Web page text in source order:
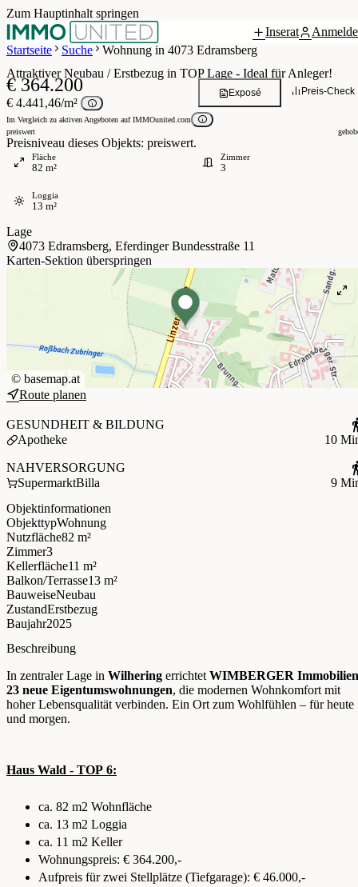
Zum Hauptinhalt springen
Inserat
Startseite
Suche Wohnung in 4073 Edramsberg
/ 11Grundriss
Attraktiver Neubau / Erstbezug in TOP Lage - Ideal für Anleger!
€ 364.200
€ 4.441,46/m²
Im Vergleich zu aktiven Angeboten auf IMMOunited.com
preiswert
Preisniveau dieses Objekts: preiswert.
Preis-Check
Exposé
Fläche
82 m²
Zimmer
3
Loggia
13 m²
Lage
4073 Edramsberg, Eferdinger Bundesstraße 11
Karten-Sektion überspringen
© basemap.at
Route planen
GESUNDHEIT & BILDUNG
Apotheke
10
NAHVERSORGUNG
SupermarktBilla
9
Objektinformationen
ObjekttypWohnung
Nutzfläche82 m²
Zimmer3
Kellerfläche11 m²
Balkon/Terrasse13 m²
BauweiseNeubau
ZustandErstbezug
Baujahr2025
Beschreibung
In zentraler Lage in Wilhering errichtet WIMBERGER Immobilien
23 neue Eigentumswohnungen, die modernen Wohnkomfort mit
hoher Lebensqualität verbinden. Ein Ort zum Wohlfühlen – für heute
und morgen.
Haus Wald - TOP 6:
ca. 82 m2 Wohnfläche
ca. 13 m2 Loggia
ca. 11 m2 Keller
Wohnungspreis: € 364.200,-
Aufpreis für zwei Stellplätze (Tiefgarage): € 46.000,-